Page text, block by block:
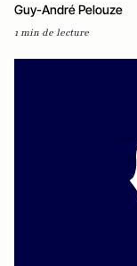
Guy-André Pelouze
1 min de lecture